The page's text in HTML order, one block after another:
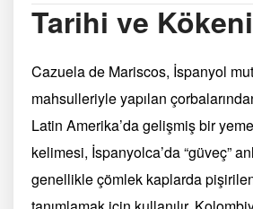
Tarihi ve Kökeni
Cazuela de Mariscos, İspanyol
mahsulleriyle yapılan
Latin Amerika’da gelişmiş bir
kelimesi, İspanyolca’da “güveç”
genellikle çömlek kaplarda